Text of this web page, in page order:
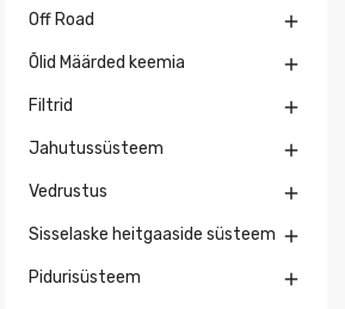
Off Road 
Õlid Määrded keemia 
Filtrid 
Jahutussüsteem 
Vedrustus 
Sisselaske heitgaaside süsteem 
Pidurisüsteem 